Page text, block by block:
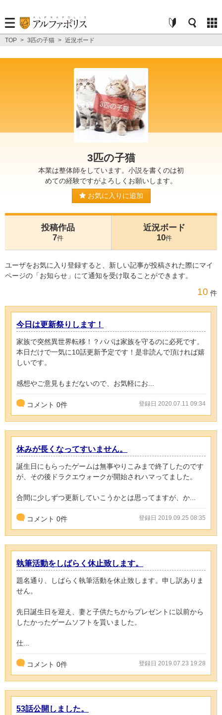
TOP > 3匹の子猫 > 近況ボード
3匹の子猫
本業は整体師をしています。小説を書くのは初
めての経験ですがよろしくお願いします。
お気に入りに追加
投稿作品
7件
近況ボード
10件
ユーザをお気に入り登録すると、新しい記事が投稿された際にマイ
ページの「お知らせ」にて通知を受け取ることができます。
10 件
今日は更新祭りします！
家族で突然異世界転移！？パパは家族を守るのに必死です。
本日だけで一気に10話更新予定です！是非読んで頂ければ嬉
しいです。
感想やご意見もまだないので、お気軽にお...
コメント 0件 登録日 2020.07.11 09:34
休みが長くなってすいません。
誕生日にもらったゲームは無事やりこみまで終了したのです
が、その後ドラクエウォークが開始されハマってました。
合間に少しずつ更新していこうかとは思ってますが、か...
コメント 0件 登録日 2019.09.25 08:35
執筆活動をしばらく休止致します。
題名通り、しばらく執筆活動を休止致します。申し訳ありま
せん。
先日誕生日を迎え、妻と子供たちからプレゼントに以前から
したかったゲームソフトを貰いました。
仕...
コメント 0件 登録日 2019.07.23 19:28
53話公開しました。